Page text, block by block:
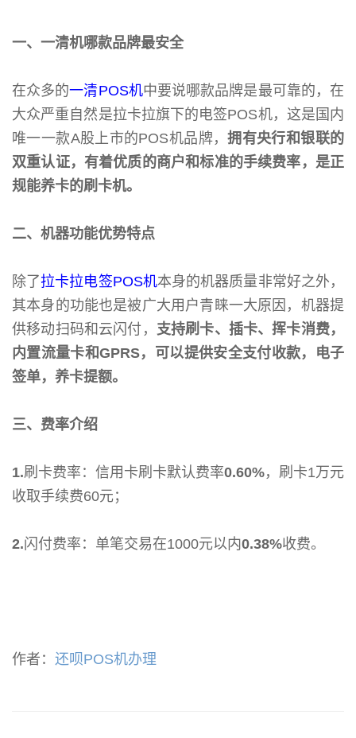
一、一清机哪款品牌最安全
在众多的一清POS机中要说哪款品牌是最可靠的，在
大众严重自然是拉卡拉旗下的电签POS机，这是国内
唯一一款A股上市的POS机品牌，拥有央行和银联的
双重认证，有着优质的商户和标准的手续费率，是正
规能养卡的刷卡机。
二、机器功能优势特点
除了拉卡拉电签POS机本身的机器质量非常好之外，
其本身的功能也是被广大用户青睐一大原因，机器提
供移动扫码和云闪付， 支持刷卡、插卡、挥卡消费，
内置流量卡和GPRS，可以提供安全支付收款，电子
签单，养卡提额。
三、费率介绍
1.刷卡费率：信用卡刷卡默认费率0.60%，刷卡1万元
收取手续费60元；
2.闪付费率：单笔交易在1000元以内0.38%收费。
作者： 还呗POS机办理